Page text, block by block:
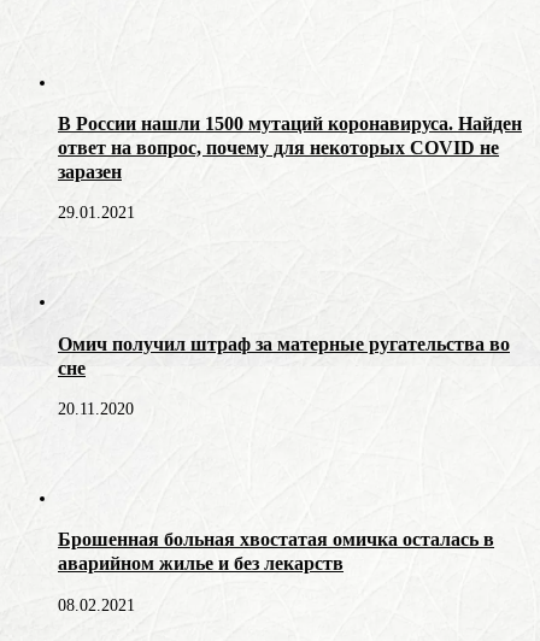
В России нашли 1500 мутаций коронавируса. Найден
ответ на вопрос, почему для некоторых COVID не
заразен
29.01.2021
Омич получил штраф за матерные ругательства во
сне
20.11.2020
Брошенная больная хвостатая омичка осталась в
аварийном жилье и без лекарств
08.02.2021